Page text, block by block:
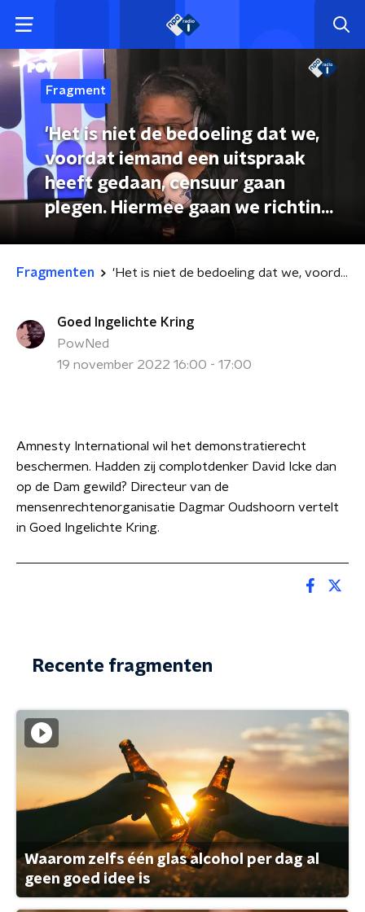
Fragment
'Het is niet de bedoeling dat we,
voordat iemand een uitspraak
heeft gedaan, censuur gaan
plegen. Hiermee gaan we richting
de inperking van vrijheid van
Fragmenten 'Het is niet de bedoeling dat we, voordat iemand een uitspraak heeft gedaan, censuur gaan plegen. Hiermee gaan we richting de inperking van vrijheid van meningsuiting.'
Goed Ingelichte Kring
PowNed
19 november 2022 16:00 - 17:00
Amnesty International wil het demonstratierecht
beschermen. Hadden zij complotdenker David Icke dan
op de Dam gewild? Directeur van de
mensenrechtenorganisatie Dagmar Oudshoorn vertelt
in Goed Ingelichte Kring.
Recente fragmenten
Waarom zelfs één glas alcohol per dag al
geen goed idee is